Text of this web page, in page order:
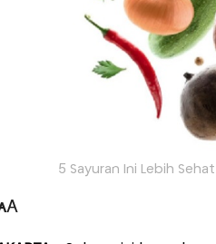
5 Sayuran Ini Lebih
A